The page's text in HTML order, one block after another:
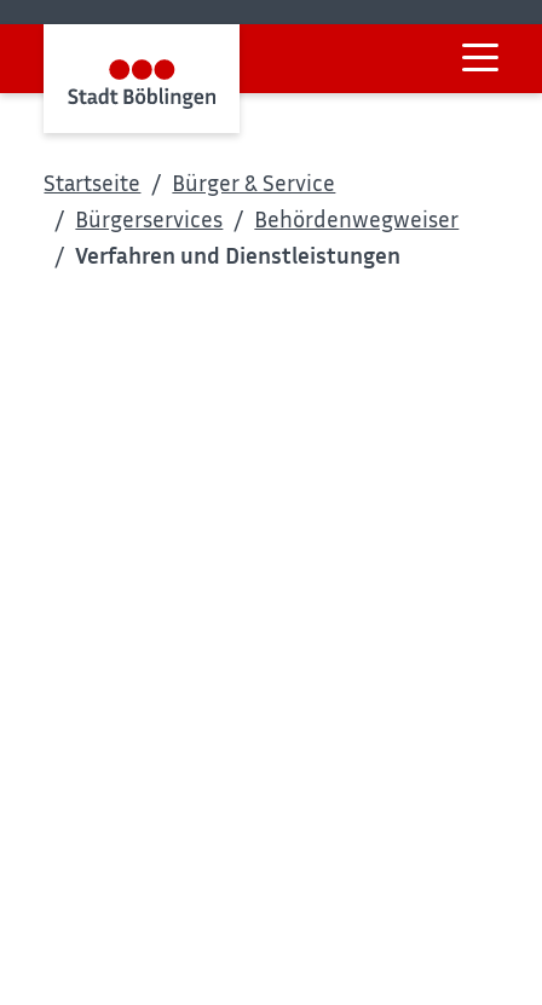
Startseite
Bürger & Service
Bürgerservices
Behördenwegweiser
Verfahren und Dienstleistungen